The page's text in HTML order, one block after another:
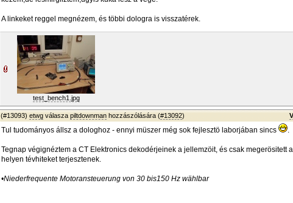
A linkeket reggel megnézem, és többi dologra is visszatérek.
test_bench1.jpg
(#13093) etwg válasza piltdownman hozzászólására (#13092)
Tul tudományos állsz a dologhoz - ennyi müszer még sok fejlesztö laborjában sincs .
Tegnap végignéztem a CT Elektronics dekodérjeinek a jellemzöit, és csak megerösitett
helyen tévhiteket terjesztenek.
•Niederfrequente Motoransteuerung von 30 bis150 Hz wählbar